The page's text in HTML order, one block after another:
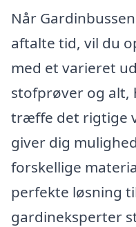
Når
aftalte tid, vil du
med et varieret
stofprøver og alt,
træffe det rigtige
giver dig
forskellige
perfekte løsning
gardineksperter